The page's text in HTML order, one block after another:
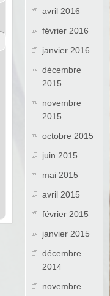
avril 2016
février 2016
janvier 2016
décembre
2015
novembre
2015
octobre 2015
juin 2015
mai 2015
avril 2015
février 2015
janvier 2015
décembre
2014
novembre